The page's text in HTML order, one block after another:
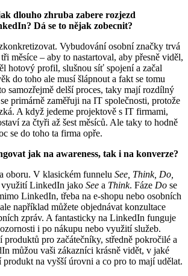
dlouho zhruba zabere rozjezd
Dá se to nějak zobecnit?
Vybudování osobní značky trvá
měsíce – aby to nastartoval, aby přesně viděl,
hotový profil, slušnou síť spojení a začal
do toho ale musí šlápnout a fakt se tomu
samozřejmě delší proces, taky mají rozdílný
primárně zaměřuji na IT společnosti, protože
A když jedeme projektově s IT firmami,
za čtyři až šest měsíců. Ale taky to hodně
se do toho ta firma opře.
jak na awareness, tak i na konverze?
oboru. V klasickém funnelu See, Think, Do,
využití LinkedIn jako See a Think. Fáze Do se
LinkedIn, třeba na e-shopu nebo osobních
například můžete objednávat konzultace
zpráv. A fantasticky na LinkedIn funguje
i po nákupu nebo využití služeb.
produktů pro začátečníky, středně pokročilé a
můžou vaši zákazníci krásně vidět, v jaké
na vyšší úrovni a co pro to mají udělat.